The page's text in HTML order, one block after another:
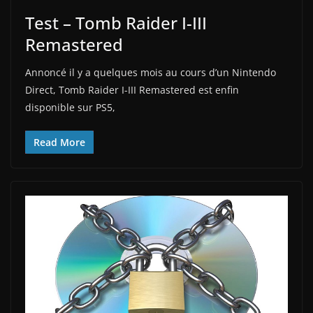
Test – Tomb Raider I-III
Remastered
Annoncé il y a quelques mois au cours d’un Nintendo
Direct, Tomb Raider I-III Remastered est enfin
disponible sur PS5,
Read More